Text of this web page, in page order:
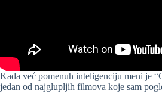
Kada već pomenuh inteligenciju meni je
jedan od najglupljih filmova koje sam